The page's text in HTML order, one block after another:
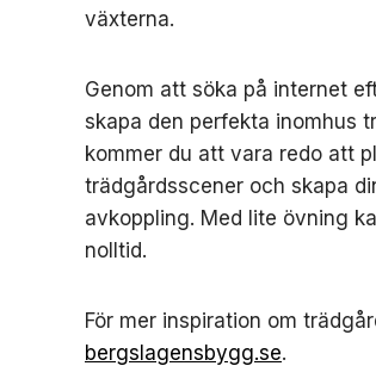
växterna.
Genom att söka på internet
skapa den perfekta inomhus
kommer du att vara redo att
trädgårdsscener och skapa
avkoppling. Med lite övning
nolltid.
För mer inspiration om
bergslagensbygg.se.